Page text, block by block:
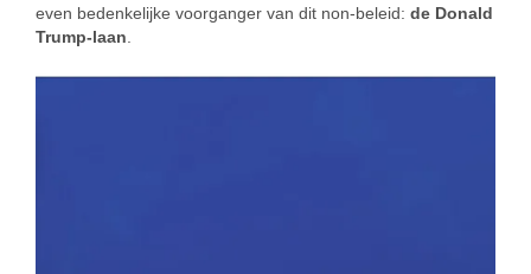
even bedenkelijke voorganger van dit non-beleid: de Donald
Trump-laan